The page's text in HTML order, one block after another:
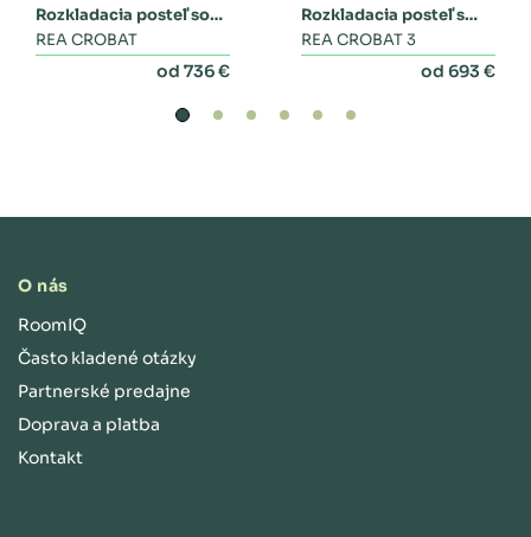
Rozkladacia posteľ so
zásuvkami
REA CROBAT
od 736 €
Rozkladacia posteľ s
dvoma zásuvkami a
REA CROBAT 3
od 693 €
O nás
RoomIQ
Často kladené otázky
Partnerské predajne
Doprava a platba
Kontakt